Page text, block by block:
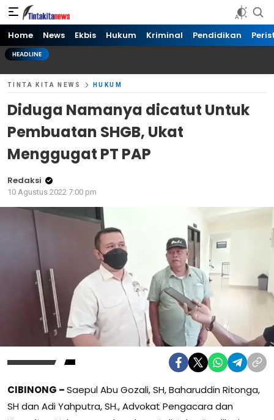
Tinta kita News
Informasi Terkini
Home News Ekbis Hukum Kriminal Pendidikan
HEADLINE
TINTA KITA NEWS HUKUM
Diduga Namanya dicatut Untuk
Pembuatan SHGB, Ukat
Menggugat PT PAP
Redaksi
10 Agustus 2022 7:00 pm
CIBINONG –Saepul Abu Gozali, SH, Baharuddin Ritonga,
SH dan Adi Yahputra, SH., Advokat Pengacara dan